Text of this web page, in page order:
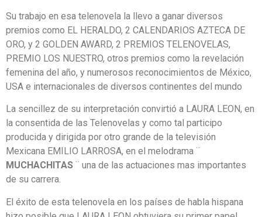
Su trabajo en esa telenovela la llevo a ganar diversos
premios como EL HERALDO, 2 CALENDARIOS AZTECA DE
ORO, y 2 GOLDEN AWARD, 2 PREMIOS TELENOVELAS,
PREMIO LOS NUESTRO, otros premios como la revelación
femenina del año, y numerosos reconocimientos de México,
USA e internacionales de diversos continentes del mundo
La sencillez de su interpretación convirtió a LAURA LEON, en
la consentida de las Telenovelas y como tal participo
producida y dirigida por otro grande de la televisión
Mexicana EMILIO LARROSA, en el melodrama ¨
MUCHACHITAS ¨ una de las actuaciones mas importantes
de su carrera.
El éxito de esta telenovela en los países de habla hispana